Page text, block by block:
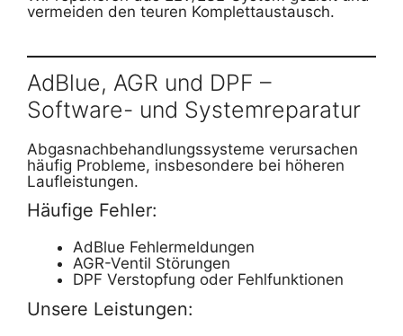
vermeiden den teuren Komplettaustausch.
AdBlue, AGR und DPF –
Software- und Systemreparatur
Abgasnachbehandlungssysteme verursachen
häufig Probleme, insbesondere bei höheren
Laufleistungen.
Häufige Fehler:
AdBlue Fehlermeldungen
AGR-Ventil Störungen
DPF Verstopfung oder Fehlfunktionen
Unsere Leistungen: